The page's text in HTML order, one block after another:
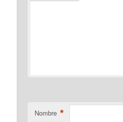
Nombre *